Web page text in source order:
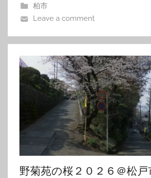
柏市
Leave a comment
野菊苑の桜２０２６＠松